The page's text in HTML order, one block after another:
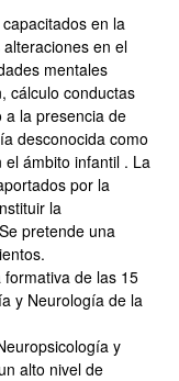
en la
en el
mentales
cálculo conductas
a la presencia de
desconocida como
ámbito infantil . La
por la
la
pretende una
de las 15
y Neurología de la
y
alto nivel de